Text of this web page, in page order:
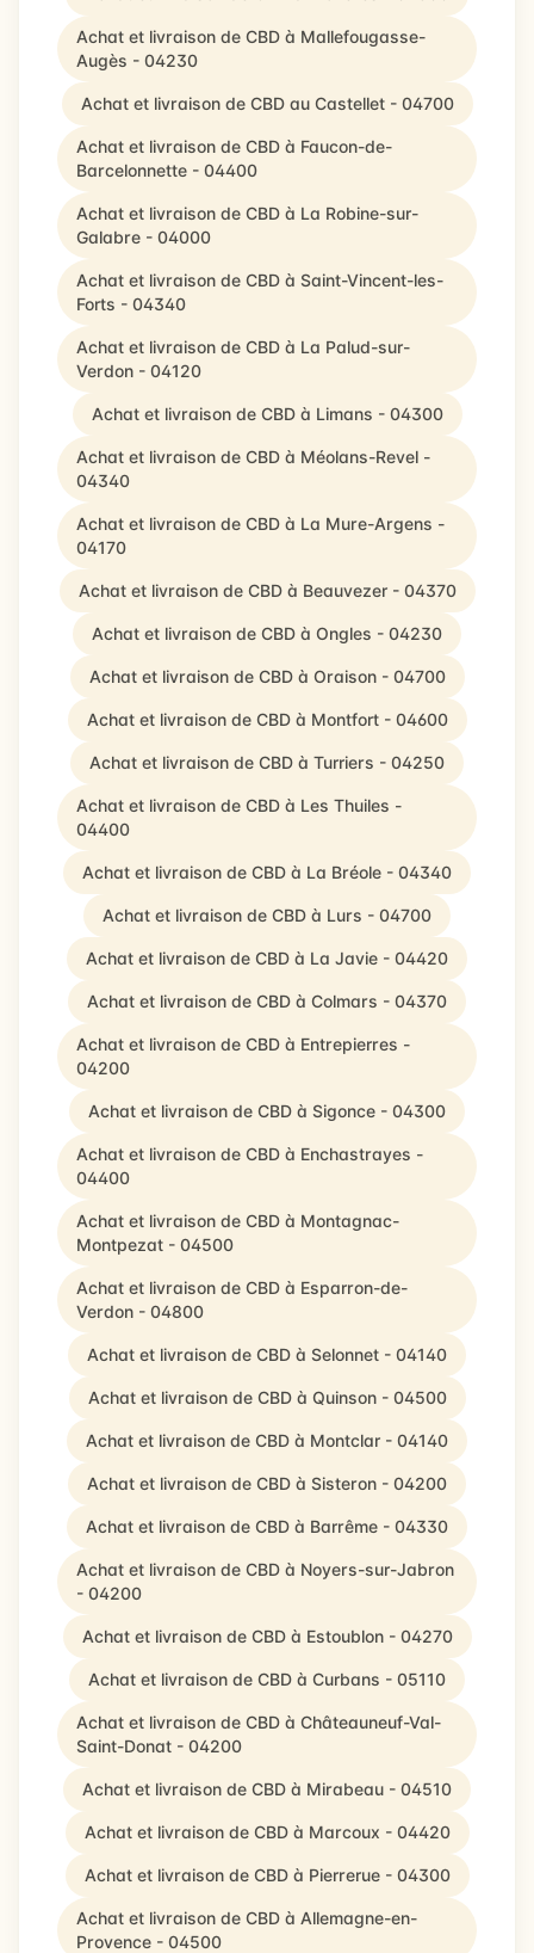
Achat et livraison de CBD à Mallefougasse-
Augès - 04230
Achat et livraison de CBD au Castellet - 04700
Achat et livraison de CBD à Faucon-de-
Barcelonnette - 04400
Achat et livraison de CBD à La Robine-sur-
Galabre - 04000
Achat et livraison de CBD à Saint-Vincent-les-
Forts - 04340
Achat et livraison de CBD à La Palud-sur-
Verdon - 04120
Achat et livraison de CBD à Limans - 04300
Achat et livraison de CBD à Méolans-Revel -
04340
Achat et livraison de CBD à La Mure-Argens -
04170
Achat et livraison de CBD à Beauvezer - 04370
Achat et livraison de CBD à Ongles - 04230
Achat et livraison de CBD à Oraison - 04700
Achat et livraison de CBD à Montfort - 04600
Achat et livraison de CBD à Turriers - 04250
Achat et livraison de CBD à Les Thuiles -
04400
Achat et livraison de CBD à La Bréole - 04340
Achat et livraison de CBD à Lurs - 04700
Achat et livraison de CBD à La Javie - 04420
Achat et livraison de CBD à Colmars - 04370
Achat et livraison de CBD à Entrepierres -
04200
Achat et livraison de CBD à Sigonce - 04300
Achat et livraison de CBD à Enchastrayes -
04400
Achat et livraison de CBD à Montagnac-
Montpezat - 04500
Achat et livraison de CBD à Esparron-de-
Verdon - 04800
Achat et livraison de CBD à Selonnet - 04140
Achat et livraison de CBD à Quinson - 04500
Achat et livraison de CBD à Montclar - 04140
Achat et livraison de CBD à Sisteron - 04200
Achat et livraison de CBD à Barrême - 04330
Achat et livraison de CBD à Noyers-sur-Jabron
- 04200
Achat et livraison de CBD à Estoublon - 04270
Achat et livraison de CBD à Curbans - 05110
Achat et livraison de CBD à Châteauneuf-Val-
Saint-Donat - 04200
Achat et livraison de CBD à Mirabeau - 04510
Achat et livraison de CBD à Marcoux - 04420
Achat et livraison de CBD à Pierrerue - 04300
Achat et livraison de CBD à Allemagne-en-
Provence - 04500